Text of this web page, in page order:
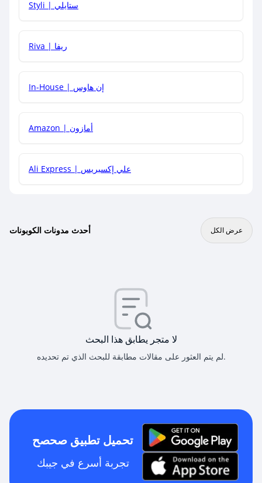
هل يمكنني جمع كود خصم مع العروض الأخرى؟
Styli | ستايلي
Riva | ريفا
In-House | إن هاوس
Amazon | أمازون
Ali Express | علي إكسبريس
أحدث مدونات الكوبونات عرض الكل
لا متجر يطابق هذا البحث
لم يتم العثور على مقالات مطابقة للبحث الذي تم تحديده.
تحميل تطبيق صحصح
تجربة أسرع في جيبك